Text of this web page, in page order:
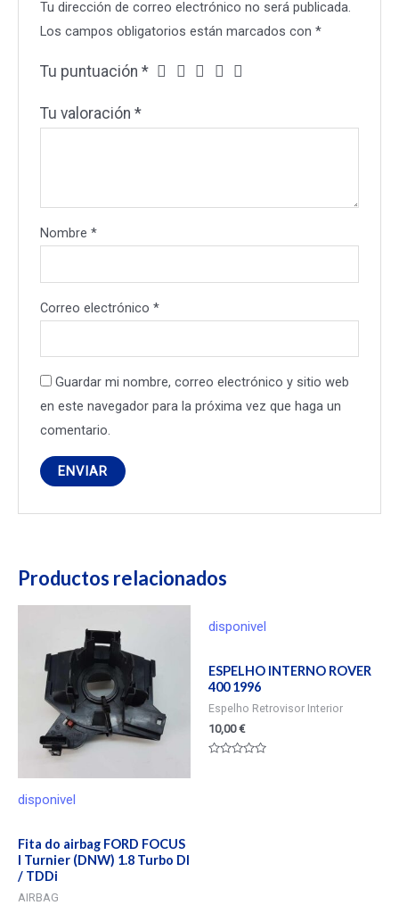
Tu dirección de correo electrónico no será publicada.
Los campos obligatorios están marcados con*
Tu puntuación*
Tu valoración*
Nombre*
Correo electrónico*
Guardar mi nombre, correo electrónico y sitio web
en este navegador para la próxima vez que haga un
comentario.
Productos relacionados
disponivel
Fita do airbag FORD FOCUS
I Turnier (DNW) 1.8 Turbo DI
/ TDDi
AIRBAG
disponivel
ESPELHO INTERNO ROVER
400 1996
Espelho Retrovisor Interior
10,00€